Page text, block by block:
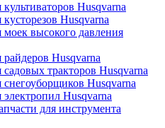
культиваторов Husqvarna
кусторезов Husqvarna
моек высокого давления
райдеров Husqvarna
садовых тракторов Husqvarna
снегоуборщиков Husqvarna
электропил Husqvarna
для инструмента